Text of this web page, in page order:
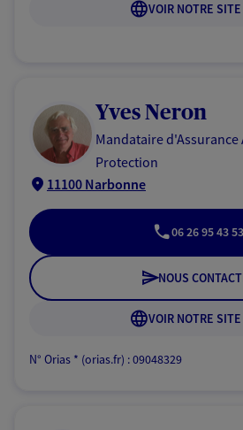
VOIR NOTRE
Yves Neron
Mandataire d'Assurance
Protection
11100 Narbonne
06 26 95 43 53
NOUS
VOIR NOTRE
N° Orias * (orias.fr) : 09048329